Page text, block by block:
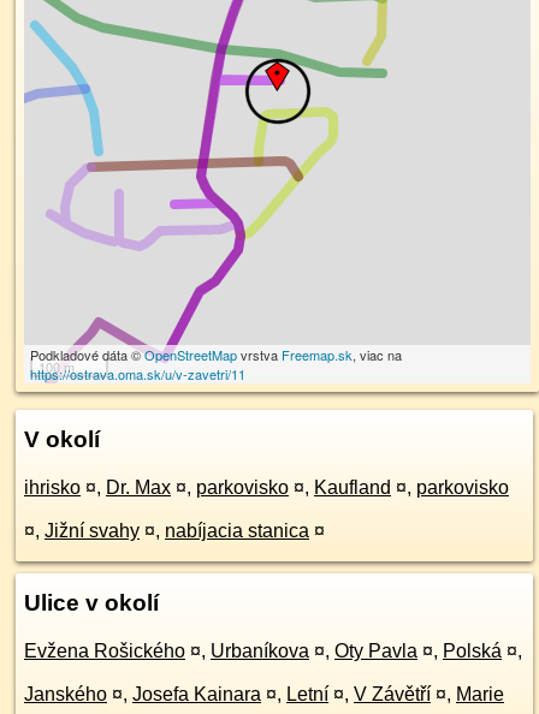
100 m
Podkladové dáta ©OpenStreetMapvrstva Freemap.sk, viac na
https://ostrava.oma.sk/u/v-zavetri/11
V okolí
ihrisko ¤, Dr. Max ¤, parkovisko ¤, Kaufland ¤, parkovisko
¤, Jižní svahy ¤, nabíjacia stanica ¤
Ulice v okolí
Evžena Rošického ¤, Urbaníkova ¤, Oty Pavla ¤, Polská ¤,
Janského ¤, Josefa Kainara ¤, Letní ¤, V Závětří ¤, Marie